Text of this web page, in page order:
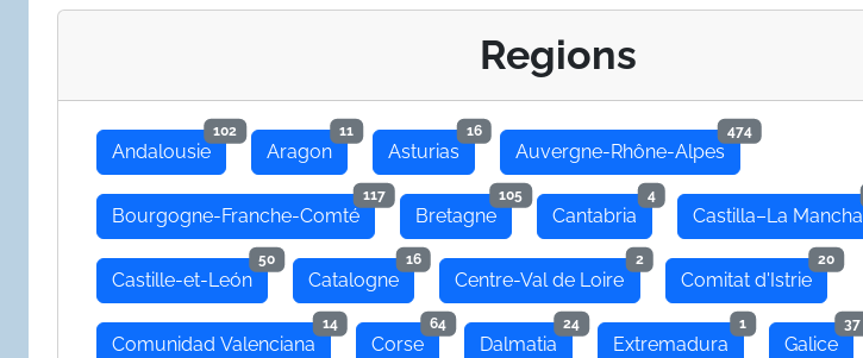
Regions
Andalousie
102
Aragon
11
Asturias
16
Auvergne-Rhône-Alpes
474
Bourgogne-Franche-Comté
117
Bretagne
105
Cantabria
4
Castilla–La Mancha
Castille-et-León
50
Catalogne
16
Centre-Val de Loire
2
Comitat d'Istrie
20
Comunidad Valenciana
14
Corse
64
Dalmatia
24
Extremadura
1
Galice
37